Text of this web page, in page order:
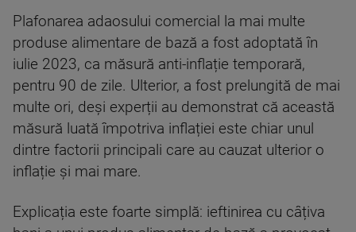
Plafonarea adaosului comercial la mai multe
produse alimentare de bază a fost adoptată în
iulie 2023, ca măsură anti-inflație temporară,
pentru 90 de zile. Ulterior, a fost prelungită de mai
multe ori, deși experții au demonstrat că această
măsură luată împotriva inflației este chiar unul
dintre factorii principali care au cauzat ulterior o
inflație și mai mare.
Explicația este foarte simplă: ieftinirea cu câțiva